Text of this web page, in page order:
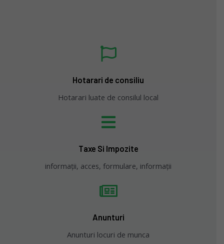
Hotarari de consiliu
Hotarari luate de consilul local
Taxe Si Impozite
informații, acces, formulare, informații
Anunturi
Anunturi locuri de munca